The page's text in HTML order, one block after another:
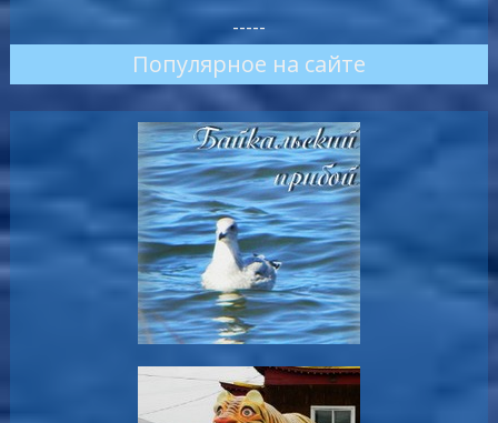
-----
Популярное на сайте